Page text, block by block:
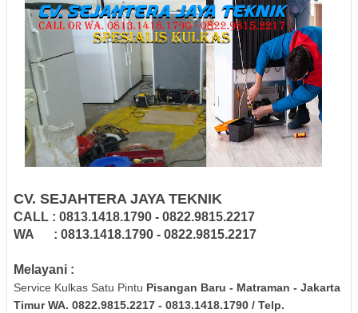
CV. SEJAHTERA JAYA TEKNIK
CALL : 0813.1418.1790 - 0822.9815.2217
WA : 0813.1418.1790 - 0822.9815.2217
Melayani :
Service Kulkas Satu Pintu Pisangan Baru - Matraman - Jakarta
TimurWA. 0822.9815.2217 - 0813.1418.1790 / Telp.